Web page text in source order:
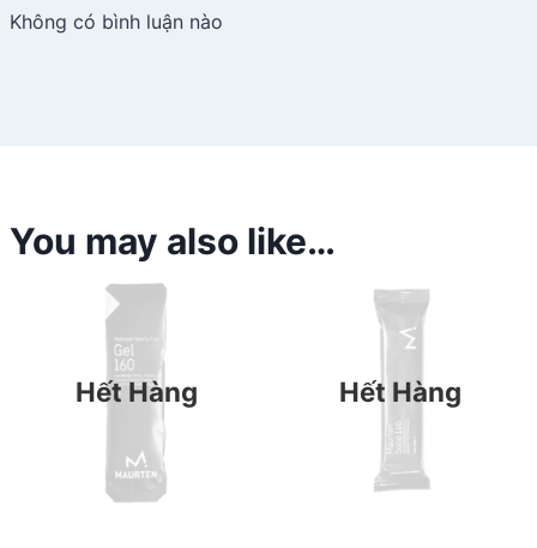
Không có bình luận nào
You may also like…
Hết Hàng Hết Hàng